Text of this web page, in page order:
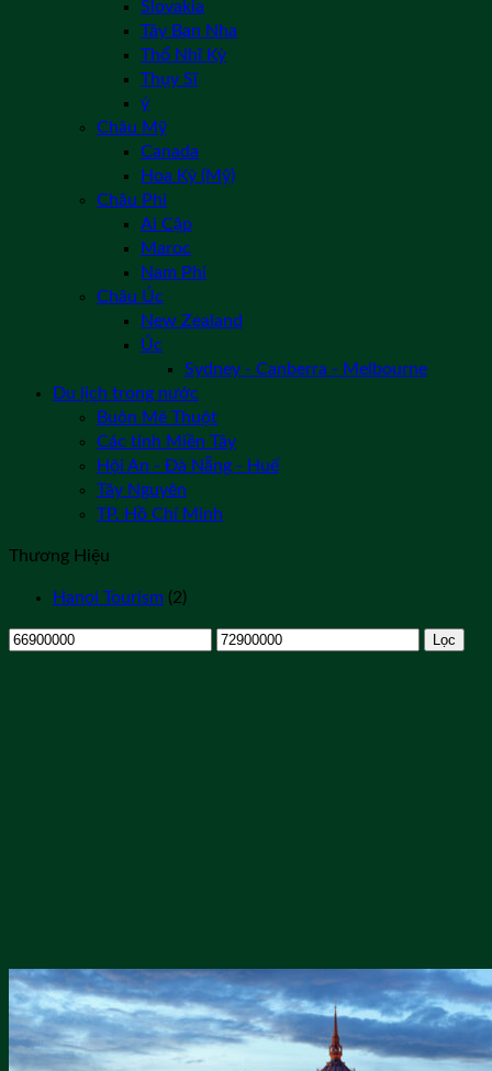
Slovakia
Tây Ban Nha
Thổ Nhĩ Kỳ
Thụy Sĩ
ý
Châu Mỹ
Canada
Hoa Kỳ (Mỹ)
Châu Phi
Ai Cập
Maroc
Nam Phi
Châu Úc
New Zealand
Úc
Sydney - Canberra - Melbourne
Du lịch trong nước
Buôn Mê Thuột
Các tỉnh Miền Tây
Hội An - Đà Nẵng - Huế
Tây Nguyên
TP. Hồ Chí Minh
Thương Hiệu
Hanoi Tourism (2)
Giá
Giá
Lọc